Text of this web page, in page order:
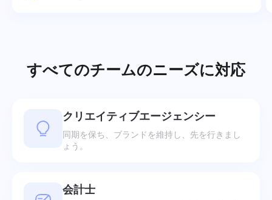
すべてのチームのニーズに対応
クリエイティブエージェンシー
同期を保ち、ブランドを維持し、先を行きまし
ょう。
会計士